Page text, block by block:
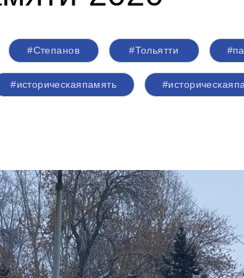
#Степанов #Тольятти
#историческаяпамять